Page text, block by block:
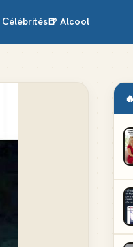
Célébrités🍺 Alcool